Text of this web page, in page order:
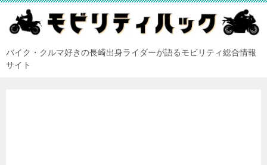
バイク・クルマ好きの長崎出身ライダーが語るモビリティ総合情報
サイト